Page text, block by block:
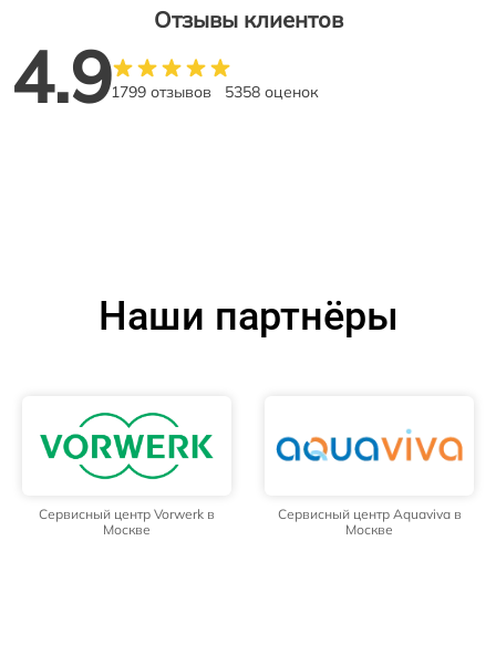
Отзывы клиентов
4.91799 отзывов 5358 оценок
Наши партнёры
Сервисный центр Vorwerk в
Москве
Сервисный центр Aquaviva в
Москве